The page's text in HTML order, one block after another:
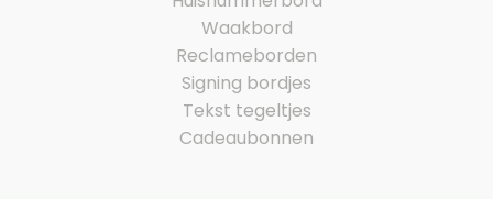
Waakbord
Reclameborden
Signing bordjes
Tekst tegeltjes
Cadeaubonnen